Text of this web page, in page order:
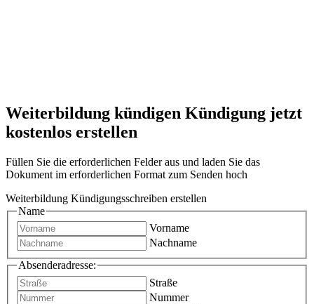
Weiterbildung kündigen Kündigung jetzt
kostenlos erstellen
Füllen Sie die erforderlichen Felder aus und laden Sie das
Dokument im erforderlichen Format zum Senden hoch
Weiterbildung Kündigungsschreiben erstellen
Name
Vorname
Nachname
Absenderadresse:
Straße
Nummer